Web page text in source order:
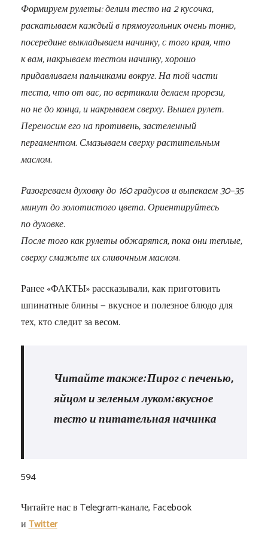
Формируем рулеты: делим тесто на 2 кусочка,
раскатываем каждый в прямоугольник очень тонко,
посередине выкладываем начинку, с того края, что
к вам, накрываем тестом начинку, хорошо
придавливаем пальчиками вокруг. На той части
теста, что от вас, по вертикали делаем прорези,
но не до конца, и накрываем сверху. Вышел рулет.
Переносим его на противень, застеленный
пергаментом. Смазываем сверху растительным
маслом.
Разогреваем духовку до 160 градусов и выпекаем 30−35
минут до золотистого цвета. Ориентируйтесь
по духовке.
После того как рулеты обжарятся, пока они теплые,
сверху смажьте их сливочным маслом.
Ранее «ФАКТЫ» рассказывали, как приготовить
шпинатные блины — вкусное и полезное блюдо для
тех, кто следит за весом.
Читайте также: Пирог с печенью,
яйцом и зеленым луком: вкусное
тесто и питательная начинка
594
Читайте нас в Telegram-канале, Facebook
иTwitter